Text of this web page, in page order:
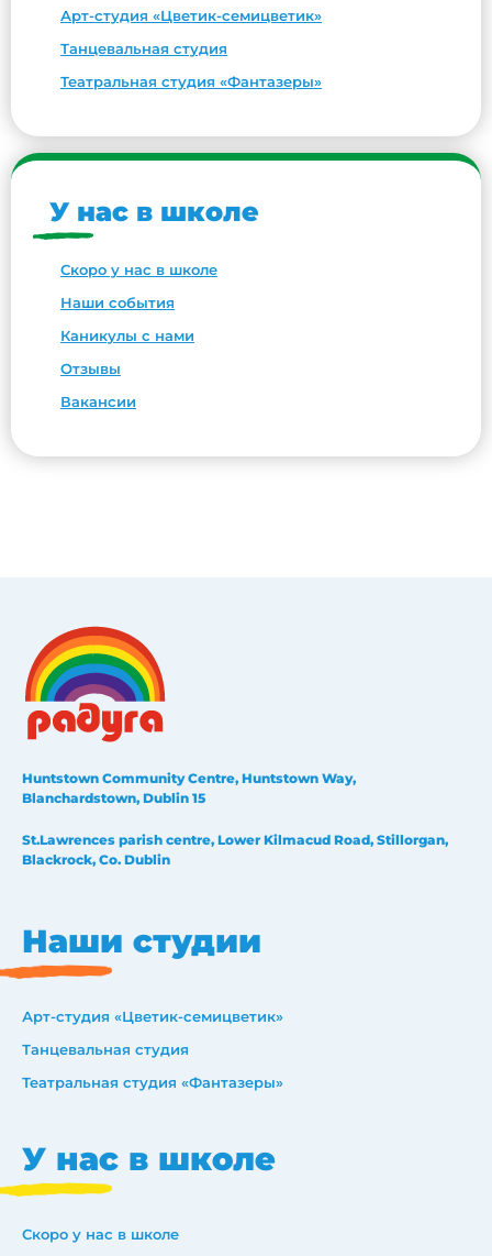
Арт-студия «Цветик-семицветик»
Танцевальная студия
Театральная студия «Фантазеры»
У нас в школе
Скоро у нас в школе
Наши события
Каникулы с нами
Отзывы
Вакансии
Huntstown Community Centre, Huntstown Way,
Blanchardstown, Dublin 15
St.Lawrences parish centre, Lower Kilmacud Road, Stillorgan,
Blackrock, Co. Dublin
Наши студии
Арт-студия «Цветик-семицветик»
Танцевальная студия
Театральная студия «Фантазеры»
У нас в школе
Скоро у нас в школе